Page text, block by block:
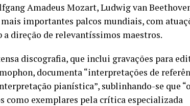
Amadeus Mozart, Ludwig van
importantes palcos mundiais, com
direção de relevantíssimos maestros.
discografia, que inclui gravações para
documenta “interpretações de
pianística”, sublinhando-se que
como exemplares pela crítica especializada